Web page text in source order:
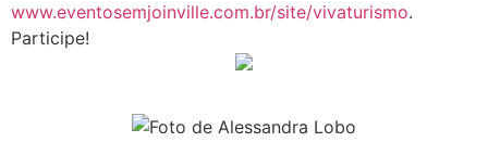
www.eventosemjoinville.com.br/site/vivaturismo.
Participe!